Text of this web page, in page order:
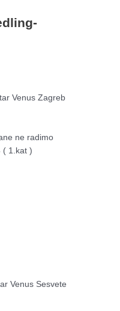
Venus Zagreb
ne radimo
( 1.kat )
Venus Sesvete